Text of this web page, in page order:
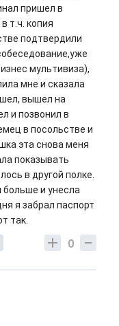
пришел в
т.ч. копия
подтвердили
мультивиза),
мне и сказала
вышел на
и позвонил в
в посольстве и
эта снова меня
показывать
в другой полке.
и унесла
я забрал паспорт
так.
0